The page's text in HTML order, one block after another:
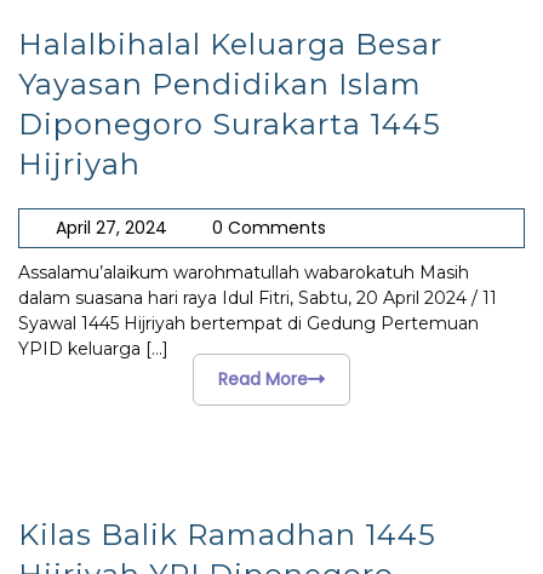
Halalbihalal Keluarga Besar
Yayasan Pendidikan Islam
Diponegoro Surakarta 1445
Hijriyah
April 27, 2024 0 Comments
Assalamu’alaikum warohmatullah wabarokatuh Masih
dalam suasana hari raya Idul Fitri, Sabtu, 20 April 2024 / 11
Syawal 1445 Hijriyah bertempat di Gedung Pertemuan
YPID keluarga [...]
Read More
Kilas Balik Ramadhan 1445